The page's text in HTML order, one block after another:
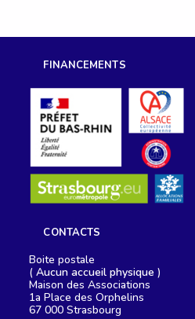
FINANCEMENTS
CONTACTS
Boite postale
( Aucun accueil physique)
Maison des Associations
1a Place des Orphelins
67 000 Strasbourg